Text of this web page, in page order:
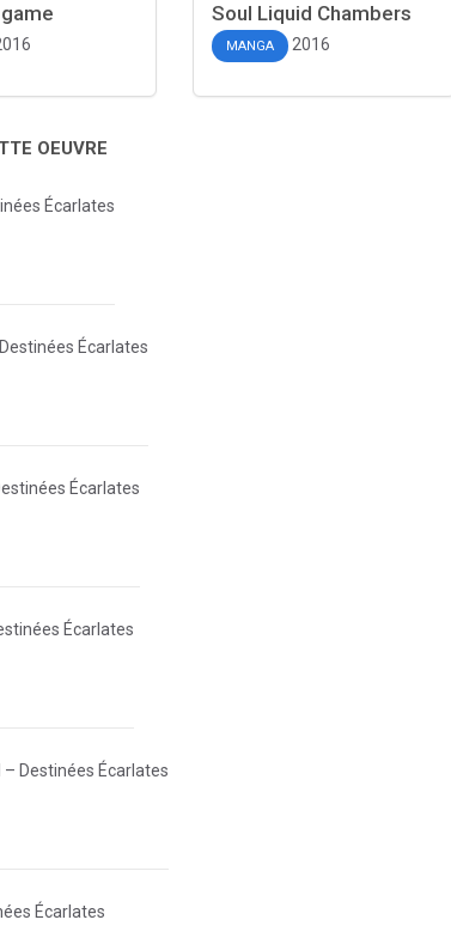
Soul Liquid Chambers
MANGA 2016
OEUVRE
Écarlates
Écarlates
Écarlates
Écarlates
– Destinées Écarlates
Écarlates